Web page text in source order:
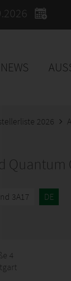
NEWS
2026
Quantum
3A17 DE
4